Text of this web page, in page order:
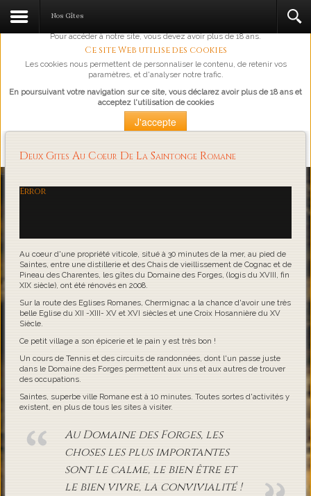
L'abus d'alcool est dangereux pour la santé, à consommer avec
Pour accéder à notre site, vous devez avoir plus de 18 ans.
Ce site Web utilise des cookies
Les cookies nous permettent de personnaliser le contenu, de retenir vos
paramètres, et d'analyser notre trafic.
En poursuivant votre navigation sur ce site, vous déclarez avoir plus de 18 ans et
acceptez l'utilisation de cookies
J'accepte
Loading...
Nos Gîtes
Deux Gites Au Coeur De La Saintonge Romane
Error
Au coeur d'une propriété viticole, situé à 30 minutes de la mer, au pied de
Saintes, entre une distillerie et des Chais de vieillissement de Cognac et de
Pineau des Charentes, les gîtes du Domaine des Forges, (logis du XVIII, fin
XIX siècle), ont été rénovés en 2008.
Sur la route des Eglises Romanes, Chermignac a la chance d'avoir une très
belle Eglise du XII -XIII- XV et XVI siècles et une Croix Hosannière du XV
Siècle.
Ce petit village a son épicerie et le pain y est très bon !
Un cours de Tennis et des circuits de randonnées, dont l'un passe juste
dans le Domaine des Forges permettent aux uns et aux autres de trouver
des occupations.
Saintes, superbe ville Romane est à 10 minutes. Toutes sortes d'activités y
existent, en plus de tous les sites à visiter.
Au Domaine des Forges, les
choses les plus importantes
sont le calme, le bien être et
le bien vivre, la convivialité !